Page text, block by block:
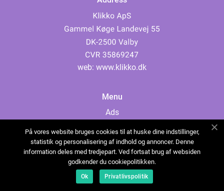
web: www.klikko.dk
Menu
Ads
Cookies
Contact
Sitemap
På vores website bruges cookies til at huske dine indstillinger,
statistik og personalisering af indhold og annoncer. Denne
information deles med tredjepart. Ved fortsat brug af websiden
godkender du cookiepolitikken.
Ok Privatlivspolitik